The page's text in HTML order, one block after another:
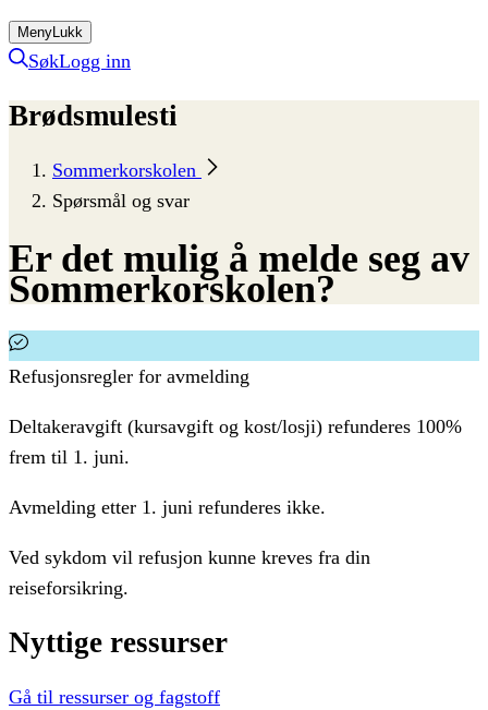
MenyLukk
SøkLogg inn
Brødsmulesti
Sommerkorskolen
Spørsmål og svar
Er det mulig å melde seg av
Sommerkorskolen?
Refusjonsregler for avmelding
Deltakeravgift (kursavgift og kost/losji) refunderes 100%
frem til 1. juni.
Avmelding etter 1. juni refunderes ikke.
Ved sykdom vil refusjon kunne kreves fra din
reiseforsikring.
Nyttige ressurser
Gå til ressurser og fagstoff